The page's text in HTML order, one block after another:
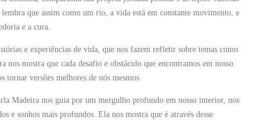
que assim como um rio, a vida está em constante movimento, e
e a cura.
e experiências de vida, que nos fazem refletir sobre temas como
nos mostra que cada desafio e obstáculo que encontramos em nosso
tornar versões melhores de nós mesmos.
Madeira nos guia por um mergulho profundo em nosso interior, nos
e sonhos mais profundos. Ela nos mostra que é através desse